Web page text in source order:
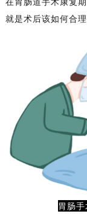
就是术后该如何合理
胃肠